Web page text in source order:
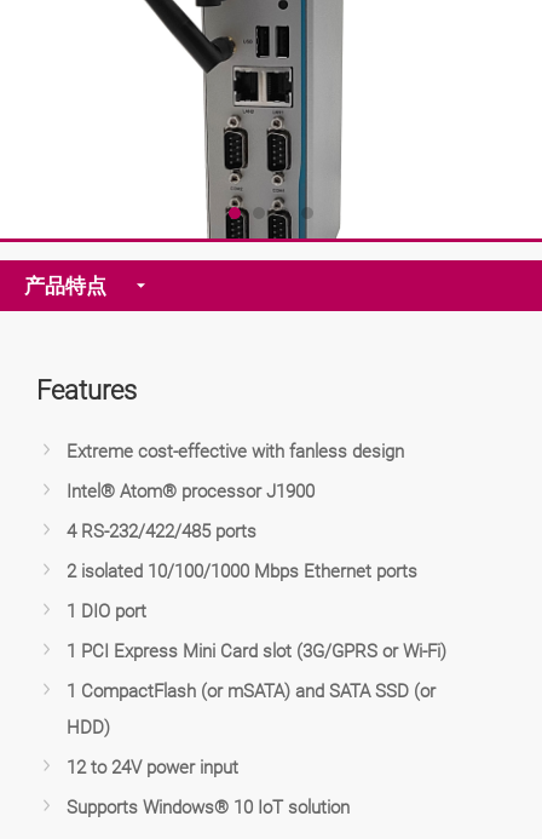
产品特点
Features
Extreme cost-effective with fanless design
Intel® Atom® processor J1900
4 RS-232/422/485 ports
2 isolated 10/100/1000 Mbps Ethernet ports
1 DIO port
1 PCI Express Mini Card slot (3G/GPRS or Wi-Fi)
1 CompactFlash (or mSATA) and SATA SSD (or
HDD)
12 to 24V power input
Supports Windows® 10 IoT solution